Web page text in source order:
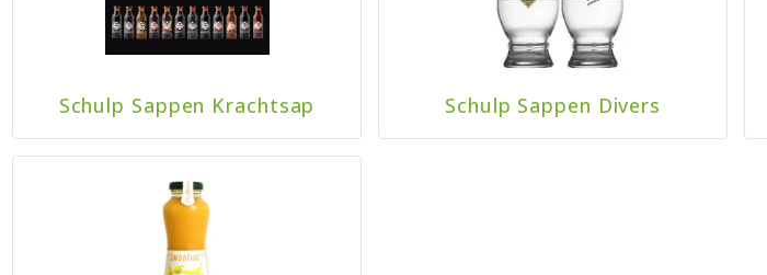
Schulp Sappen Krachtsap Schulp Sappen Divers